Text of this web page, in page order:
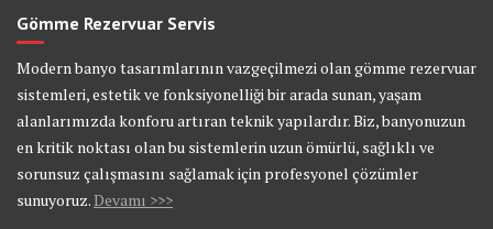
Gömme Rezervuar Servis
Modern banyo tasarımlarının vazgeçilmezi olan gömme rezervuar
sistemleri, estetik ve fonksiyonelliği bir arada sunan, yaşam
alanlarımızda konforu artıran teknik yapılardır. Biz, banyonuzun
en kritik noktası olan bu sistemlerin uzun ömürlü, sağlıklı ve
sorunsuz çalışmasını sağlamak için profesyonel çözümler
sunuyoruz.Devamı >>>